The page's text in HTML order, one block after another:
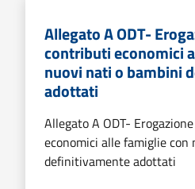
Allegato A ODT-
contributi economici
nuovi nati o bambini
adottati
Allegato A ODT-
economici alle famiglie
definitivamente adottati